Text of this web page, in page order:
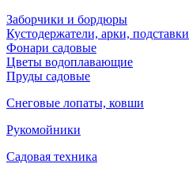
Заборчики и бордюры
Кустодержатели, арки, подставки
Фонари садовые
Цветы водоплавающие
Пруды садовые
Снеговые лопаты, ковши
Рукомойники
Садовая техника